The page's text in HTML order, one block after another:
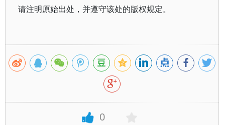
请注明原始出处，并遵守该处的版权规定。
0